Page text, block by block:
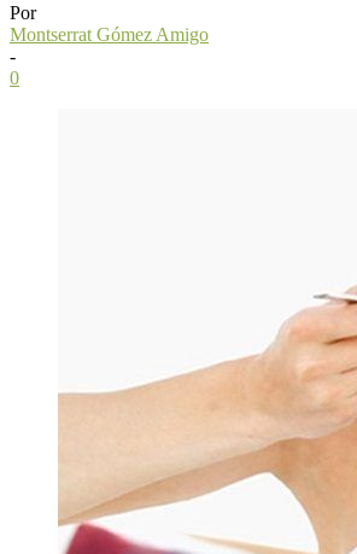
Por
Montserrat Gómez Amigo
-
0